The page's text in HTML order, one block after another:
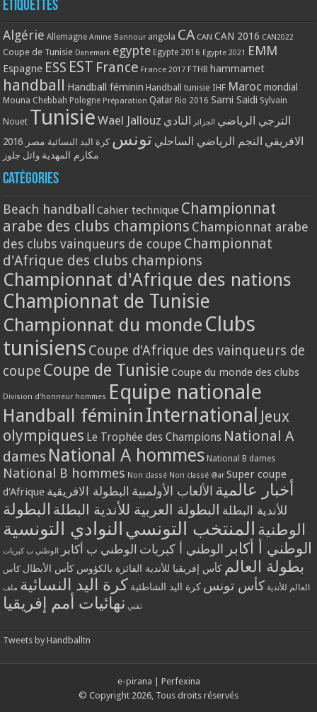
Étiquettes
Algérie Allemagne Amine Bannour angola CA CAN CAN 2016 CAN2022
Coupe de Tunisie Danemark egypte Egypte 2016 Egypte 2021 EMM
Espagne ESS EST France France 2017 FTHB hammamet
handball Handball féminin Handball tunisie IHF Maroc mondial
Mouna Chebbah Pologne Préparation Qatar Rio 2016 Sami Saidi Sylvain
Nouet Tunisie Wael Jallouz الترجي الرياضي الجزائر النادي
الافريقي النجم الرياضي الساحلي تونس كرة اليد النسائية مصر 2016
مكارم المهدية وائل جلوز
Catégories
Beach handball Cahier technique Championnat
arabe des clubs champions Championnat arabe
des clubs vainqueurs de coupe Championnat
d'Afrique des clubs champions
Championnat d'Afrique des nations
Championnat de Tunisie
Championnat du monde Clubs
tunisiens Coupe d'Afrique des vainqueurs de
coupe Coupe de Tunisie Coupe du monde des clubs
Division d'honneur hommes Equipe nationale
Handball féminin International Jeux
olympiques Le Trophée des Champions National A
dames National A hommes National B dames
National B hommes Non classé Non classé @ar Super coupe
d'Afrique
أخبار عالمية الألعاب الأولمبية البطولة الافريقية
للأندية البطلة البطولة العربية للأندية البطلة البطولة
الوطنية المنتخب التونسي النوادي التونسية
الوطني أ أكابر الوطني أ كبريات الوطني ب أكابر الوطني ب كبريات
بطولة العالم كأس إفريقيا للأندية الفائزة بالكؤوس كأس الأبطال كأس
العالم للأندية كأس تونس كرة اليد الشاطئية كرة اليد النسائية ملف
تقني نهائيات أمم إفريقيا
Tweets by Handballtn
e-pirana
Perfexina
© Copyright 2026, Tous droits réservés